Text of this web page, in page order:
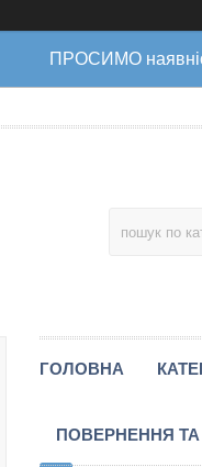
ПРОСИМО
ГОЛОВНА
ПОВЕРНЕННЯ ТА